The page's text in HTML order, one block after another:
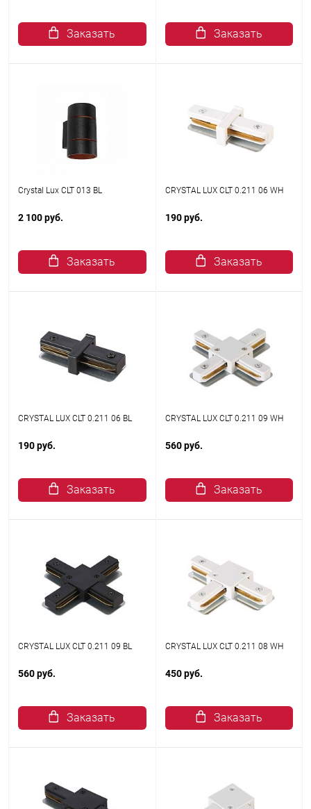
Заказать Заказать
Crystal Lux CLT 013 BL
2 100 руб.
Заказать
CRYSTAL LUX CLT 0.211 06 WH
190 руб.
Заказать
CRYSTAL LUX CLT 0.211 06 BL
190 руб.
Заказать
CRYSTAL LUX CLT 0.211 09 WH
560 руб.
Заказать
CRYSTAL LUX CLT 0.211 09 BL
560 руб.
Заказать
CRYSTAL LUX CLT 0.211 08 WH
450 руб.
Заказать